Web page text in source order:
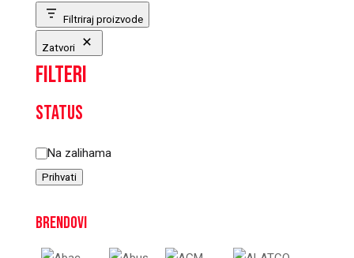
Filtriraj proizvode
Zatvori
Filteri
Status
Status
Na zalihama
Prihvati
Brendovi